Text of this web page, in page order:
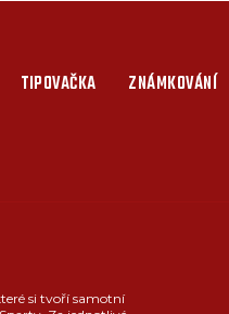
TIPOVAČKA ZNÁMKOVÁNÍ
si tvoří samotní